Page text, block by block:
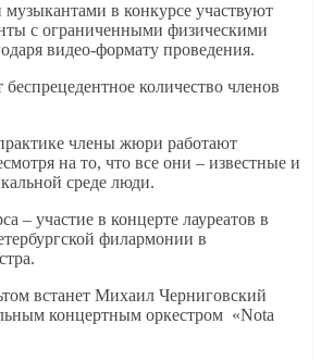
в конкурсе участвуют
с ограниченными физическими
видео-формату проведения.
беспрецедентное количество членов
члены жюри работают
на то, что все они – известные и
среде люди.
– участие в концерте лауреатов в
филармонии в
встанет Михаил Черниговский
концертным оркестром «Nota